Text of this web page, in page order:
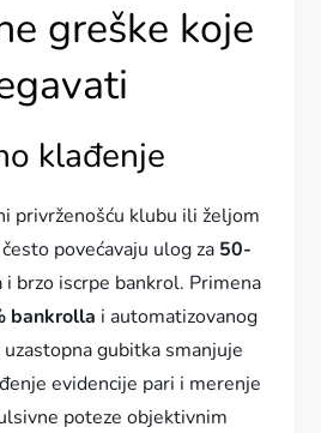
greške koje
klađenje
privrženošću klubu ili željom
povećavaju ulog za 50-
i brzo iscrpe bankrol. Primena
bankrolla i automatizovanog
gubitka smanjuje
evidencije pari i merenje
poteze objektivnim